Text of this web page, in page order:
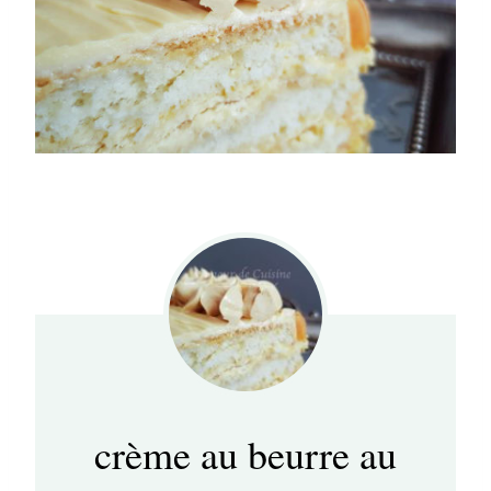
crème au beurre au